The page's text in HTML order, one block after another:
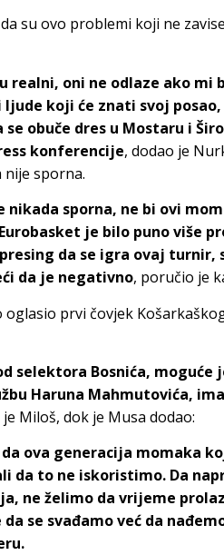
su ovo problemi koji ne
realni, oni ne odlaze ako
ljude koji će znati svoj
obuče dres u Mostaru i
konferencije, dodao je
sporna.
sporna, ne bi ovi
je bilo puno više
da se igra ovaj turnir,
da je negativno, poručio je
prvi čovjek
selektora Bosnića,
Haruna Mahmutovića,
Miloš, dok je Musa dodao:
ova generacija momaka
da to ne iskoristimo. Da
ne želimo da vrijeme
da se svađamo već da